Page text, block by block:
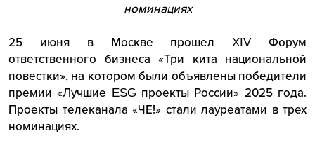
номинациях
25 июня
в Москве прошел XIV Форум
ответственного бизнеса «Три кита национальной
повестки», на котором были объявлены победители
премии «Лучшие ESG проекты России» 2025 года.
Проекты телеканала «ЧЕ!» стали лауреатами в трех
номинациях.